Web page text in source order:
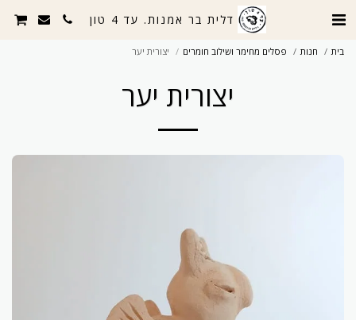
דלית בר אמנות. עד 4 טון
בית חנות פסלים מחימר ושילוב חומרים יצורית יער
יצורית יער